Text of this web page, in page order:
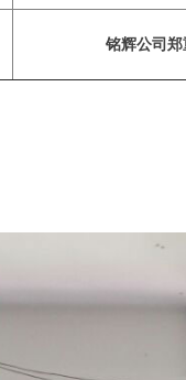
铭辉公司郑